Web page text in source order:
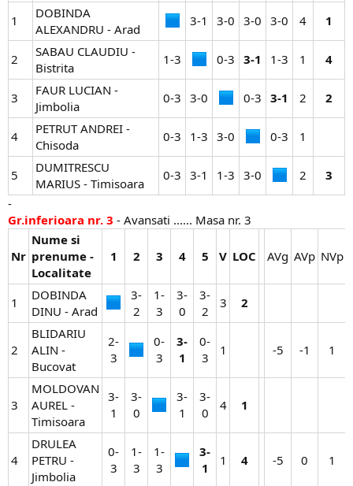
1
DOBINDA
ALEXANDRU - Arad
3-1​ 3-0​ 3-0​ 3-0​ 4​ 1
2
SABAU CLAUDIU -
Bistrita
1-3​ 0-3​ 3-1 1-3​ 1​ 4
3
FAUR LUCIAN -
Jimbolia
0-3​ 3-0​ 0-3​ 3-1 2​ 2
4
PETRUT ANDREI -
Chisoda
0-3​ 1-3​ 3-0​ 0-3​ 1​
5
DUMITRESCU
MARIUS - Timisoara
0-3​ 3-1​ 1-3​ 3-0​ 2​
3
-
Gr.inferioara nr. 3 - Avansati ...... Masa nr. 3
Nr
Nume si
prenume -
Localitate
1 2 3 4 5 V LOC AVg​ AVp​ NVp​
1
DOBINDA
DINU - Arad
3-
2​
1-
3​
3-
0​
3-
2​
3​ 2
2
BLIDARIU
ALIN -
Bucovat
2-
3​
0-
3​
3-
1
0-
3​
1​ -5​ -1​ 1​
3
MOLDOVAN
AUREL -
Timisoara
3-
1​
3-
0​
3-
1​
3-
0​
4​ 1
4
DRULEA
PETRU -
Jimbolia
0-
3​
1-
3​
1-
3​
3-
1
1​ 4 -5​ 0​ 1​